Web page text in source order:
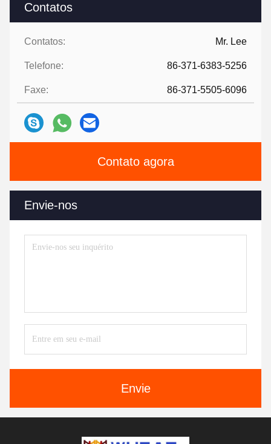
Contatos
Contatos: Mr. Lee
Telefone: 86-371-6383-5256
Faxe: 86-371-5505-6096
Contato agora
Envie-nos
Envie